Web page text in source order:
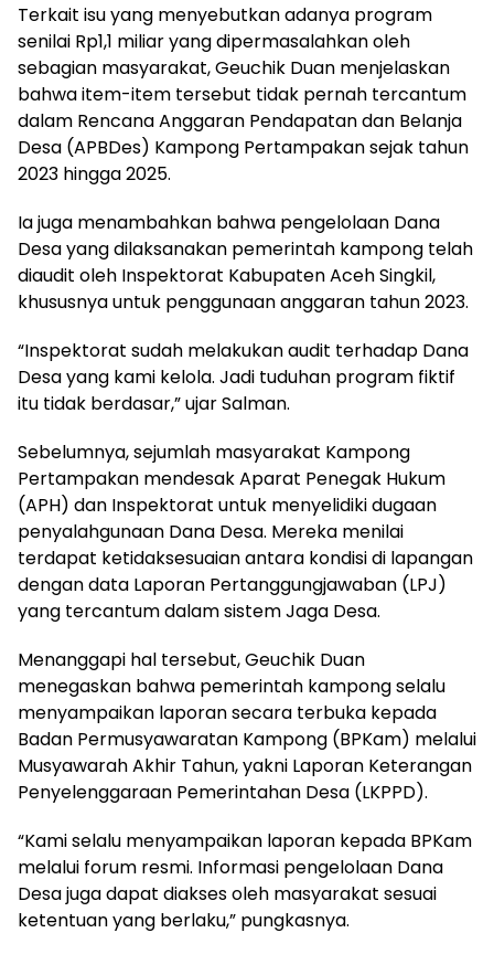
Terkait isu yang menyebutkan adanya program
senilai Rp1,1 miliar yang dipermasalahkan oleh
sebagian masyarakat, Geuchik Duan menjelaskan
bahwa item-item tersebut tidak pernah tercantum
dalam Rencana Anggaran Pendapatan dan Belanja
Desa (APBDes) Kampong Pertampakan sejak tahun
2023 hingga 2025.
Ia juga menambahkan bahwa pengelolaan Dana
Desa yang dilaksanakan pemerintah kampong telah
diaudit oleh Inspektorat Kabupaten Aceh Singkil,
khususnya untuk penggunaan anggaran tahun 2023.
“Inspektorat sudah melakukan audit terhadap Dana
Desa yang kami kelola. Jadi tuduhan program fiktif
itu tidak berdasar,” ujar Salman.
Sebelumnya, sejumlah masyarakat Kampong
Pertampakan mendesak Aparat Penegak Hukum
(APH) dan Inspektorat untuk menyelidiki dugaan
penyalahgunaan Dana Desa. Mereka menilai
terdapat ketidaksesuaian antara kondisi di lapangan
dengan data Laporan Pertanggungjawaban (LPJ)
yang tercantum dalam sistem Jaga Desa.
Menanggapi hal tersebut, Geuchik Duan
menegaskan bahwa pemerintah kampong selalu
menyampaikan laporan secara terbuka kepada
Badan Permusyawaratan Kampong (BPKam) melalui
Musyawarah Akhir Tahun, yakni Laporan Keterangan
Penyelenggaraan Pemerintahan Desa (LKPPD).
“Kami selalu menyampaikan laporan kepada BPKam
melalui forum resmi. Informasi pengelolaan Dana
Desa juga dapat diakses oleh masyarakat sesuai
ketentuan yang berlaku,” pungkasnya.